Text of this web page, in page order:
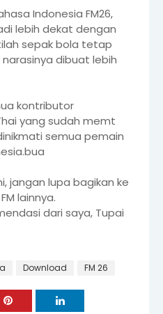
Indonesia FM26,
lebih dekat dengan
sepak bola tetap
dibuat lebih
kontributor
yang sudah memt
semua pemain
jangan lupa bagikan ke
lainnya.
dari saya, Tupai
Download FM 26